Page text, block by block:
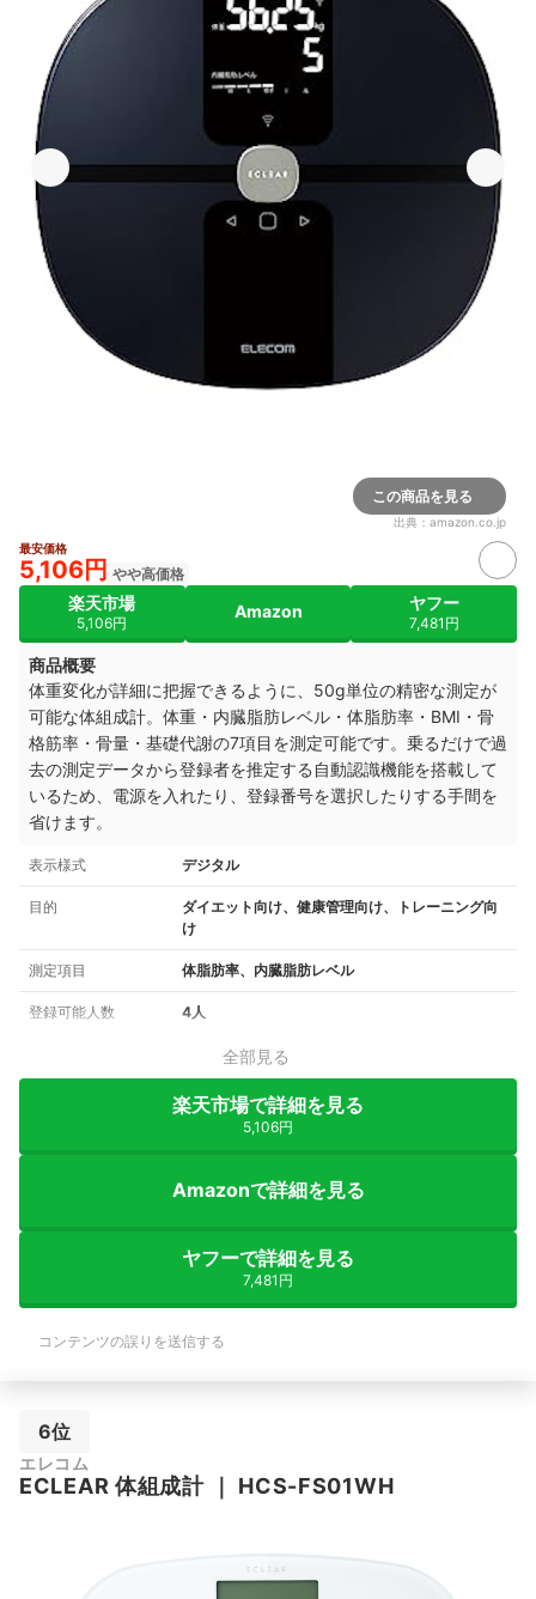
この商品を見る
出典： amazon.co.jp
最安価格
5,106円 やや高価格
楽天市場
5,106円
Amazon ヤフー
7,481円
商品概要
体重変化が詳細に把握できるように、50g単位の精密な測定が
可能な体組成計。体重・内臓脂肪レベル・体脂肪率・BMI・骨
格筋率・骨量・基礎代謝の7項目を測定可能です。乗るだけで過
去の測定データから登録者を推定する自動認識機能を搭載して
いるため、電源を入れたり、登録番号を選択したりする手間を
省けます。
表示様式 デジタル
目的
ダイエット向け、健康管理向け、トレーニング向
け
測定項目 体脂肪率、内臓脂肪レベル
登録可能人数 4人
全部見る
楽天市場で詳細を見る
5,106円
Amazonで詳細を見る
ヤフーで詳細を見る
7,481円
コンテンツの誤りを送信する
6位
エレコム
ECLEAR 体組成計｜ HCS-FS01WH